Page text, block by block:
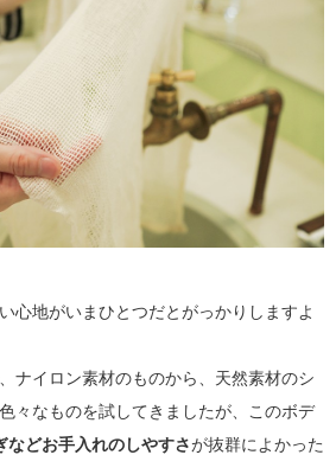
心地がいまひとつだとがっかりしますよ
ナイロン素材のものから、天然素材のシ
々なものを試してきましたが、このボデ
などお手入れのしやすさが抜群によかった